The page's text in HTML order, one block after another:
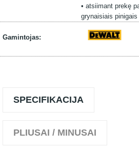
• atsiimant prekę
grynaisiais
Gamintojas:
SPECIFIKACIJA
PLIUSAI / MINUSAI